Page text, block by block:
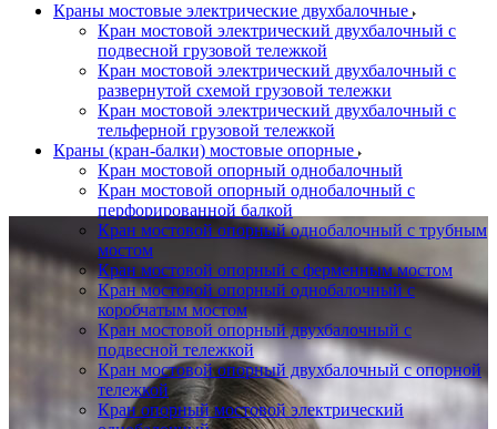
Краны мостовые электрические двухбалочные
Кран мостовой электрический двухбалочный с
подвесной грузовой тележкой
Кран мостовой электрический двухбалочный с
развернутой схемой грузовой тележки
Кран мостовой электрический двухбалочный с
тельферной грузовой тележкой
Краны (кран-балки) мостовые опорные
Кран мостовой опорный однобалочный
Кран мостовой опорный однобалочный с
перфорированной балкой
Кран мостовой опорный однобалочный с трубным
мостом
Кран мостовой опорный с ферменным мостом
Кран мостовой опорный однобалочный с
коробчатым мостом
Кран мостовой опорный двухбалочный с
подвесной тележкой
Кран мостовой опорный двухбалочный с опорной
тележкой
Кран опорный мостовой электрический